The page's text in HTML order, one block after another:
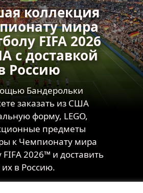
Бандерольки
заказать из США
форму, LEGO,
предметы
к Чемпионату мира
FIFA 2026™ и доставить
их в Россию.
коллекция
мира
FIFA 2026
с доставкой
Россию